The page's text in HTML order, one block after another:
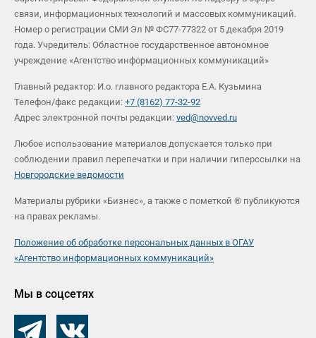
связи, информационных технологий и массовых коммуникаций.
Номер о регистрации СМИ Эл № ФС77-77322 от 5 декабря 2019
года. Учредитель: Областное государственное автономное
учреждение «Агентство информационных коммуникаций»
Главный редактор: И.о. главного редактора Е.А. Кузьмина
Телефон/факс редакции: +7 (8162) 77-32-92
Адрес электронной почты редакции: ved@novved.ru
Любое использование материалов допускается только при
соблюдении правил перепечатки и при наличии гиперссылки на
Новгородские ведомости
Материалы рубрики «Бизнес», а также с пометкой ® публикуются
на правах рекламы.
Положение об обработке персональных данных в ОГАУ
«Агентство информационных коммуникаций»
Мы в соцсетях